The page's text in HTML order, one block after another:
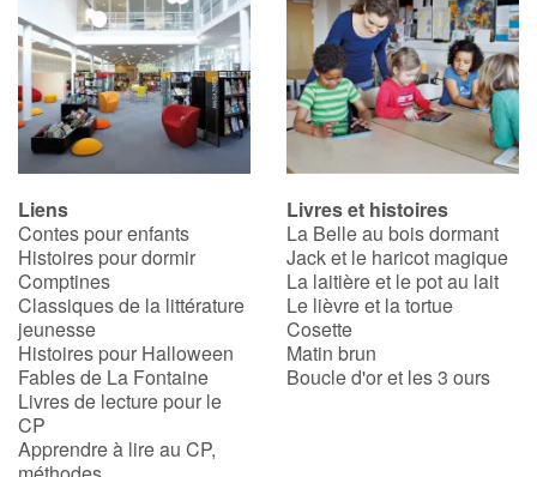
Blog
Actualités
Par thématique
Rencontres et témoignages
Contes d'ici et d'ailleurs
Autour de la lecture
Apprendre à lire
Livre audio
Liens
Contes pour enfants
Histoires pour dormir
Comptines
Classiques de la littérature
jeunesse
Histoires pour Halloween
Fables de La Fontaine
Livres de lecture pour le
CP
Apprendre à lire au CP,
Livres et histoires
La Belle au bois dormant
Jack et le haricot magique
La laitière et le pot au lait
Le lièvre et la tortue
Cosette
Matin brun
Boucle d'or et les 3 ours